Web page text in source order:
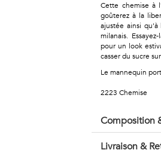
Cette chemise à
goûterez à la
ajustée ainsi
milanais.
pour un look
casser du sucre
Le mannequin
2223 Chemise
Composition
Livraison &